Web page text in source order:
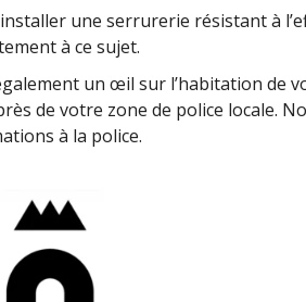
une serrurerie résistant à
à ce sujet.
un œil sur l’habitation de
de votre zone de police locale.
à la police.